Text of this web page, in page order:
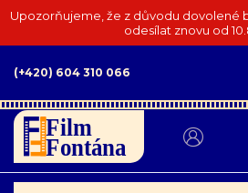
Upozorňujeme, že z důvodu dovolené
odesílat znovu od
(+420) 604 310 066